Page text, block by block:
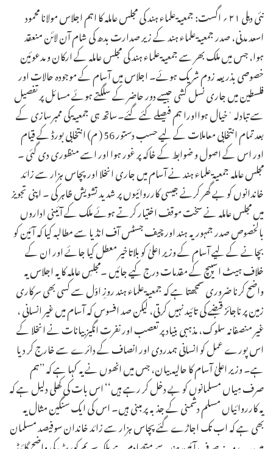
نئی دہلی ۲۱ ؍ اگست: جمعیۃ علماء ہند کی مجلس عاملہ کا اہم اجلاس مولانا محمود
اسعد مدنی، صدر جمعیۃ علماء ہند کے زیر صدارت بدھ کی شام آن لائن منعقد
ہوا، جس میں ملک بھر سے جمعیۃ علماء ہند کی مجلس عاملہ کے ارکان و مدعوئین
خصوصی بذریعہ زوم شریک ہوئے۔ اجلاس میں آسام کے موجودہ حالات اور
فلسطین میں جاری نسل کشی جیسے دور حاضر کے سلگتے ہوئے مسائل پر تفصیل
سے تبادلہ ٔخیال ہوااورا ہم فیصلے کئے گئے۔ساتھ ہی جمعیۃ کی ممبرسازی کے
بعد تمام انتخابی معاملات کے لیے حسب دستور 56 ( م) انتخابی بورڈ کے قیام
اور اس کے اصول و ضوابط کے خاکہ پر غور ہوا اور اسے منظوری دی گئی ۔
مجلس عاملہ جمعیۃ علماء ہند نے آسام میں جاری انخلا اور پچاس ہزار سے زائد
خاندانوں کو بے گھر کرنے جیسی کارروائیوں پر شدید تشویش ظاہر کی ۔ اپنی تجویز
میں مجلس عاملہ نے سخت موقف اختیار کرتے ہوئے ملک کے آئینی اداروں
بالخصوص صدر جمہوریہ ہند اور چیف جسٹس آف انڈیا سے مطالبہ کیا کہ آئین کو
بچانے کے لیے آسام کے وزیر اعلیٰ کو بلاتاخیر معطل کیا جائے اور ان کے
خلاف ہیٹ اسپیچ کے مقدمات درج کیے جائیں ۔مجلسِ عاملہ کا یہ اجلاس یہ
واضح کرنا ضروری سمجھتا ہے کہ جمعیۃ علماء ہند روزِ اوّل سے کسی بھی سرکاری
زمین پر ناجائز قبضے کی تائید نہیں کرتی، لیکن صد افسوس کہ آسام میں غیر انسانی ،
غیر منصفانہ سلوک، مذہبی بنیاد پر تعصب اور نفرت انگیز بیانات نے انخلا کے
اس پورے عمل کو انسانی ہمدردی اور انصاف کے دائرے سے خارج کر دیا
ہے۔ وزیر اعلیٰ آسام کا حالیہ بیان، جس میں انھوں نے یہ کہا ہے کہ ’’ہم
صرف مِیاں مسلمانوں کو بے دخل کر رہے ہیں‘‘ اس بات کی کھلی دلیل ہے کہ
یہ کارروائیاں مسلم دشمنی کے جذبہ پر مبنی ہیں۔ اس کی ایک سنگین مثال یہ
بھی ہے کہ اب تک اجاڑے گئے پچاس ہزار سے زائد خاندان سوفیصد مسلمان